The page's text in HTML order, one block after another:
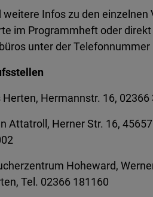
weitere Infos zu den
im Programmheft oder
unter der Telefonnummer
Herten, Hermannstr. 16, 02366
Attatroll, Herner Str. 16,
Hoheward,
Tel. 02366 181160